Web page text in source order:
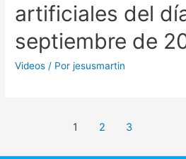
artificiales del
septiembre de
Videos / Porjesusmartin
Paginación
1 2 3